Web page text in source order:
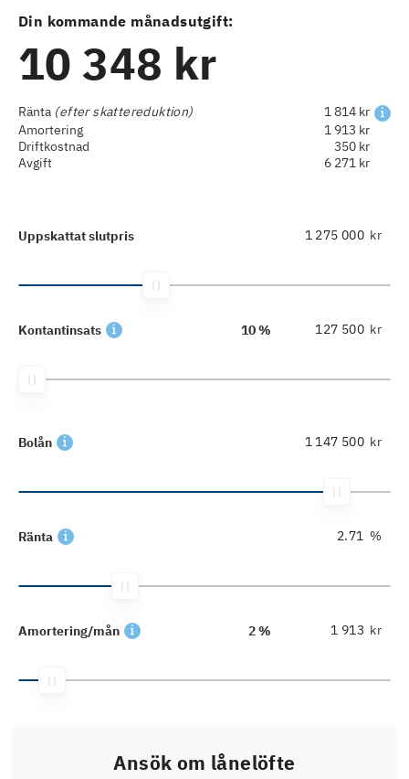
Din kommande månadsutgift:
10 348 kr
Ränta (efter skattereduktion)
1 814 kr
Amortering
1 913 kr
Driftkostnad
350 kr
Avgift
6 271 kr
Uppskattat slutpris kr
Kontantinsats 10 % kr
Bolån kr
Ränta %
Amortering/mån 2 % kr
Ansök om lånelöfte